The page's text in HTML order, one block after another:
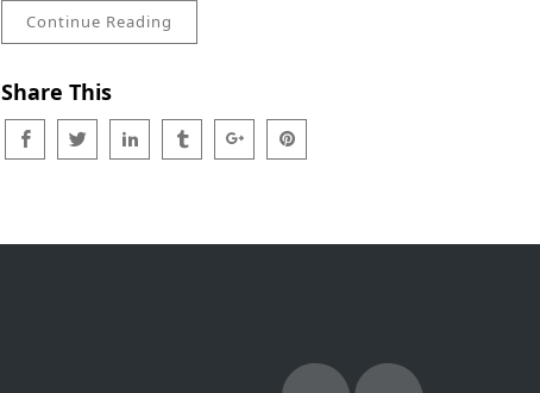
Continue Reading
Share This